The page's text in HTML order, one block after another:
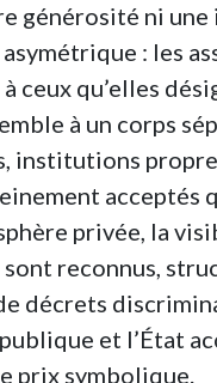
générosité ni
: les
ceux qu’elles
à un corps
institutions
acceptés
privée, la
reconnus,
de décrets
et l’État
prix symbolique.